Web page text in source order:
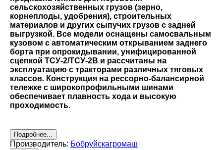
сельскохозяйственных грузов (зерно,
корнеплоды, удобрения), строительных
материалов и других сыпучих грузов с задней
выгрузкой. Все модели оснащены самосвальным
кузовом с автоматическим открыванием заднего
борта при опрокидывании, унифицированной
сцепкой ТСУ-2/ТСУ-2В и рассчитаны на
эксплуатацию с тракторами различных тяговых
классов. Конструкция на рессорно-балансирной
тележке с широкопрофильными шинами
обеспечивает плавность хода и высокую
проходимость.
Подробнее...
Производитель: Бобруйскагромаш